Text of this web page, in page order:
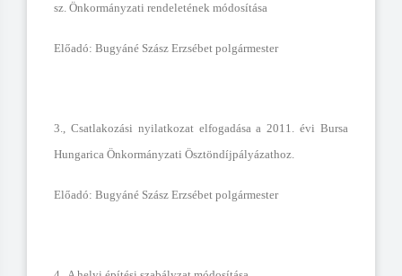
sz. Önkormányzati rendeletének módosítása
Előadó: Bugyáné Szász Erzsébet polgármester
3., Csatlakozási nyilatkozat elfogadása a 2011. évi Bursa
Hungarica Önkormányzati Ösztöndíjpályázathoz.
Előadó: Bugyáné Szász Erzsébet polgármester